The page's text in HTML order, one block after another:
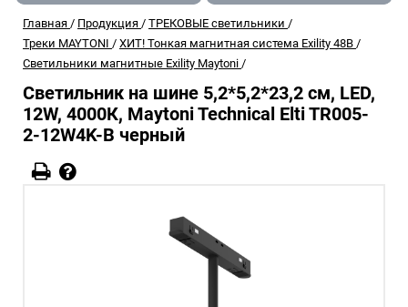
Главная / Продукция / ТРЕКОВЫЕ светильники /
Треки MAYTONI / ХИТ! Тонкая магнитная система Exility 48В /
Светильники магнитные Exility Maytoni /
Светильник на шине 5,2*5,2*23,2 см, LED,
12W, 4000К, Maytoni Technical Elti TR005-
2-12W4K-B черный